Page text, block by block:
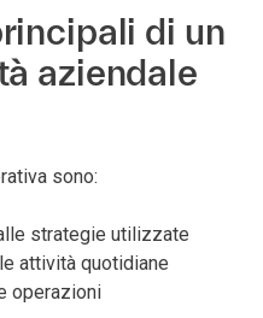
di un
aziendale
sono:
strategie utilizzate
attività quotidiane
operazioni